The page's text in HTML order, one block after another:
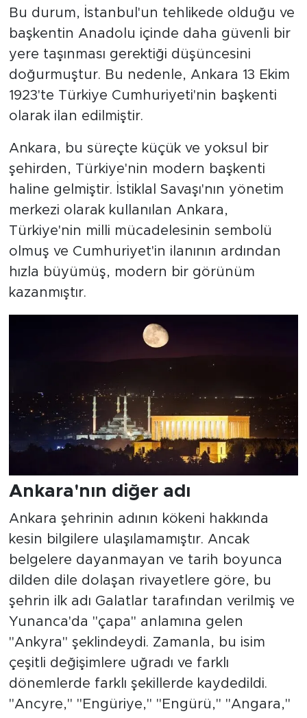
Bu durum, İstanbul'un tehlikede olduğu ve
başkentin Anadolu içinde daha güvenli bir
yere taşınması gerektiği düşüncesini
doğurmuştur. Bu nedenle, Ankara 13 Ekim
1923'te Türkiye Cumhuriyeti'nin başkenti
olarak ilan edilmiştir.
Ankara, bu süreçte küçük ve yoksul bir
şehirden, Türkiye'nin modern başkenti
haline gelmiştir. İstiklal Savaşı'nın yönetim
merkezi olarak kullanılan Ankara,
Türkiye'nin milli mücadelesinin sembolü
olmuş ve Cumhuriyet'in ilanının ardından
hızla büyümüş, modern bir görünüm
kazanmıştır.
Ankara'nın diğer adı
Ankara şehrinin adının kökeni hakkında
kesin bilgilere ulaşılamamıştır. Ancak
belgelere dayanmayan ve tarih boyunca
dilden dile dolaşan rivayetlere göre, bu
şehrin ilk adı Galatlar tarafından verilmiş ve
Yunanca'da "çapa" anlamına gelen
"Ankyra" şeklindeydi. Zamanla, bu isim
çeşitli değişimlere uğradı ve farklı
dönemlerde farklı şekillerde kaydedildi.
"Ancyre," "Engüriye," "Engürü," "Angara,"